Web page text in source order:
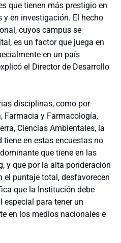
que tienen más prestigio en
en investigación. El hecho
cuyos campus se
es un factor que juega en
en un país
el Director de Desarrollo
disciplinas, como por
Farmacia y Farmacología,
Ciencias Ambientales, la
en estas encuestas no
que tiene en las
y que por la alta ponderación
el puntaje total, desfavorecen
que la Institución debe
especial para tener un
en los medios nacionales e